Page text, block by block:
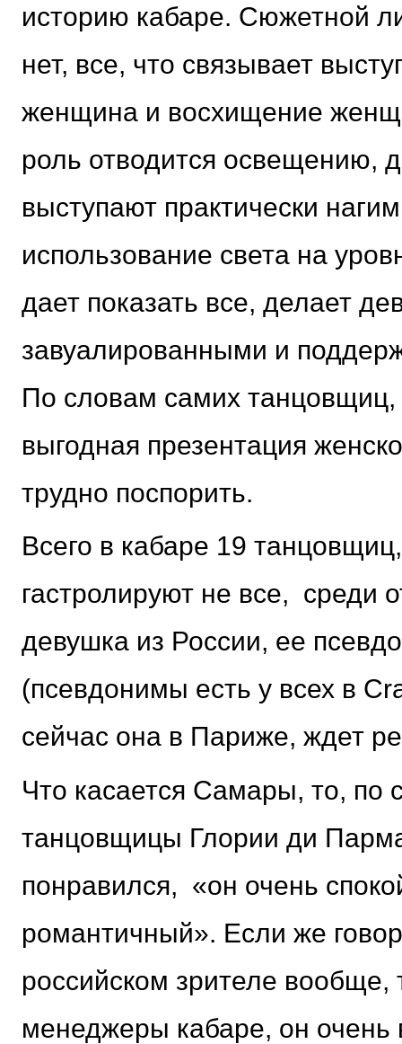
историю кабаре. Сюжетной
нет, все, что связывает
женщина и восхищение
роль отводится освещению,
выступают практически
использование света на
дает показать все, делает
завуалированными и
По словам самих танцовщиц,
выгодная презентация
трудно поспорить.
Всего в кабаре 19
гастролируют не все, среди
девушка из России, ее
(псевдонимы есть у всех в
сейчас она в Париже, ждет
Что касается Самары, то, по
танцовщицы Глории ди
понравился, «он очень
романтичный». Если же
российском зрителе вообще,
менеджеры кабаре, он очень